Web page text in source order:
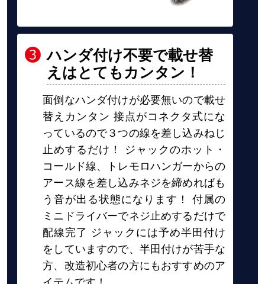
ハンダ付け不要で載せ替
えはとてもカンタン！
面倒なハンダ付けが必要無いので載せ
替えカンタン 接点がコネクタ式にな
っているので３つの線を差し込みねじ
止めするだけ！ ジャックのホット・
コールド線、トレモロハンガーからの
アース線を差し込みネジを締めればも
う音が出る状態になります！ 付属の
ミニドライバーでネジ止めするだけで
配線完了 ジャックには予め半田付け
をしていますので、半田付けが苦手な
方、改造初心者の方にもおすすめのア